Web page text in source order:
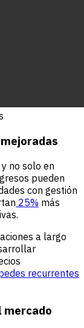
no solo en
pueden
con gestión
25% más
a largo
recurrentes
mercado